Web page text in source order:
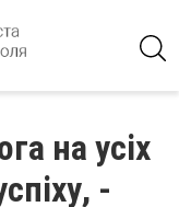
на усіх
-